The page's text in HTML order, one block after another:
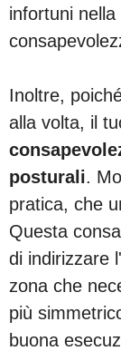
infortuni
Inoltre,
alla volta, il
posturali.
pratica, che
Questa
di indirizzare
zona che
più
buona